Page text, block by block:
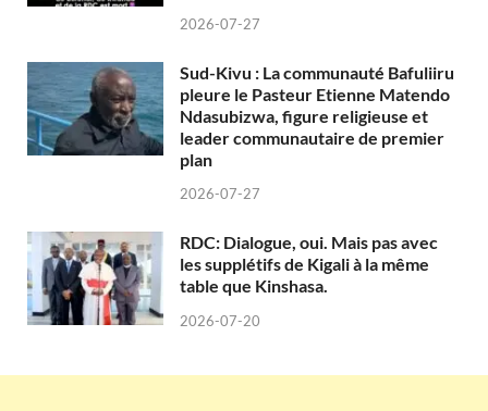
2026-07-27
Sud-Kivu : La communauté Bafuliiru
pleure le Pasteur Etienne Matendo
Ndasubizwa, figure religieuse et
leader communautaire de premier
plan
2026-07-27
RDC: Dialogue, oui. Mais pas avec
les supplétifs de Kigali à la même
table que Kinshasa.
2026-07-20